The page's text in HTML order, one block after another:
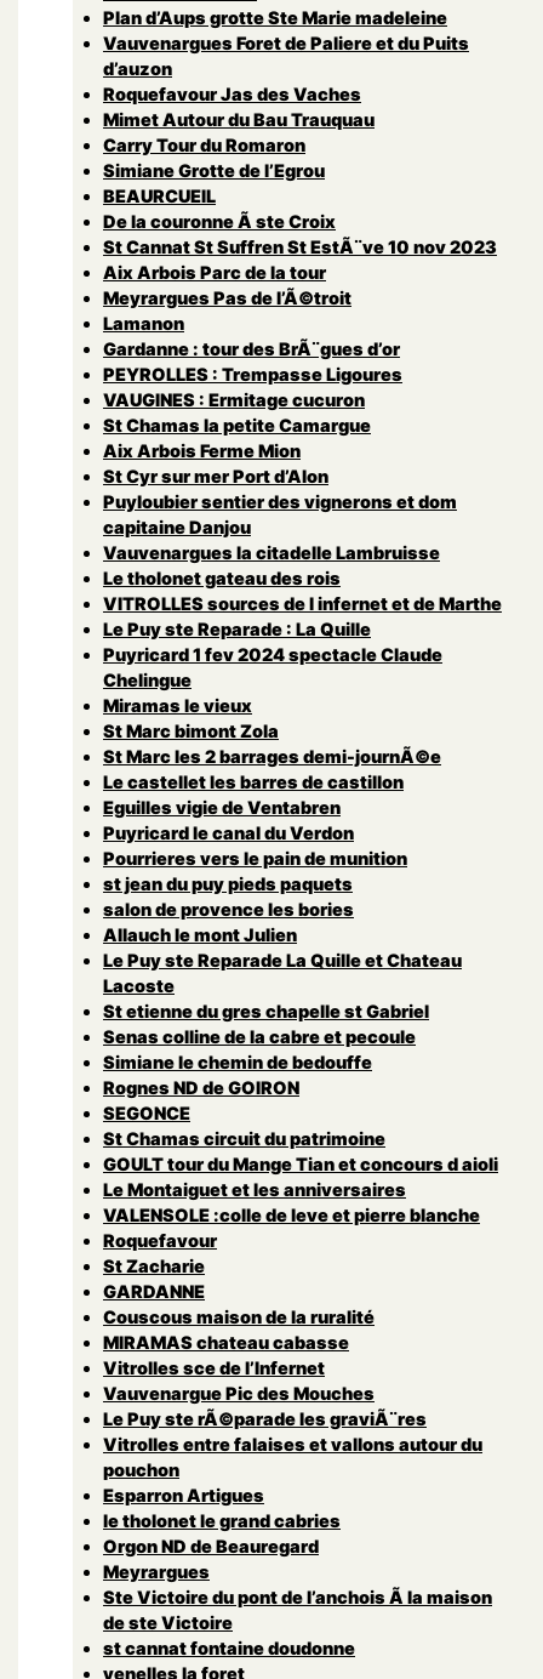
Plan d’Aups grotte Ste Marie madeleine
Vauvenargues Foret de Paliere et du Puits
d’auzon
Roquefavour Jas des Vaches
Mimet Autour du Bau Trauquau
Carry Tour du Romaron
Simiane Grotte de l’Egrou
BEAURCUEIL
De la couronne Ã ste Croix
St Cannat St Suffren St EstÃ¨ve 10 nov 2023
Aix Arbois Parc de la tour
Meyrargues Pas de l’Ã©troit
Lamanon
Gardanne : tour des BrÃ¨gues d’or
PEYROLLES : Trempasse Ligoures
VAUGINES : Ermitage cucuron
St Chamas la petite Camargue
Aix Arbois Ferme Mion
St Cyr sur mer Port d’Alon
Puyloubier sentier des vignerons et dom
capitaine Danjou
Vauvenargues la citadelle Lambruisse
Le tholonet gateau des rois
VITROLLES sources de l infernet et de Marthe
Le Puy ste Reparade : La Quille
Puyricard 1 fev 2024 spectacle Claude
Chelingue
Miramas le vieux
St Marc bimont Zola
St Marc les 2 barrages demi-journÃ©e
Le castellet les barres de castillon
Eguilles vigie de Ventabren
Puyricard le canal du Verdon
Pourrieres vers le pain de munition
st jean du puy pieds paquets
salon de provence les bories
Allauch le mont Julien
Le Puy ste Reparade La Quille et Chateau
Lacoste
St etienne du gres chapelle st Gabriel
Senas colline de la cabre et pecoule
Simiane le chemin de bedouffe
Rognes ND de GOIRON
SEGONCE
St Chamas circuit du patrimoine
GOULT tour du Mange Tian et concours d aioli
Le Montaiguet et les anniversaires
VALENSOLE :colle de leve et pierre blanche
Roquefavour
St Zacharie
GARDANNE
Couscous maison de la ruralité
MIRAMAS chateau cabasse
Vitrolles sce de l’Infernet
Vauvenargue Pic des Mouches
Le Puy ste rÃ©parade les graviÃ¨res
Vitrolles entre falaises et vallons autour du
pouchon
Esparron Artigues
le tholonet le grand cabries
Orgon ND de Beauregard
Meyrargues
Ste Victoire du pont de l’anchois Ã la maison
de ste Victoire
st cannat fontaine doudonne
venelles la foret